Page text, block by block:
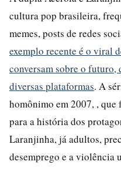
cultura pop brasileira,
memes, posts de redes
exemplo recente é o viral
conversam sobre o
diversas plataformas. A
homônimo em 2007, ,
para a história dos
Laranjinha, já adultos,
desemprego e a violência